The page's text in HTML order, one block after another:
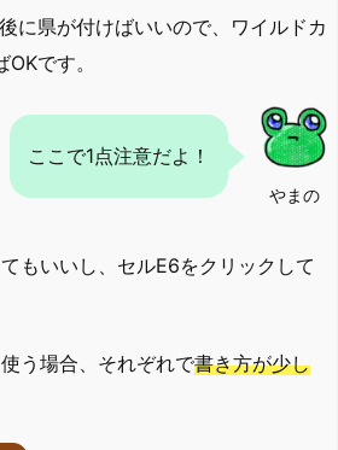
県が付けばいいので、ワイルドカ
です。
やまの
ここで1点注意だよ！
もいいし、セルE6をクリックして
う場合、それぞれで書き方が少し